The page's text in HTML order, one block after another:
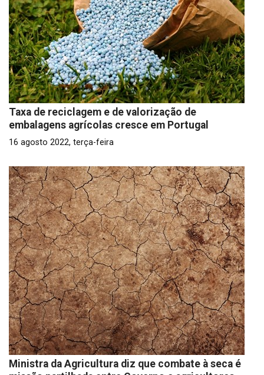
Taxa de reciclagem e de valorização de
embalagens agrícolas cresce em Portugal
16 agosto 2022, terça-feira
Ministra da Agricultura diz que combate à seca é